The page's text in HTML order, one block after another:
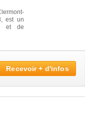
est un
et de
Recevoir + d'infos